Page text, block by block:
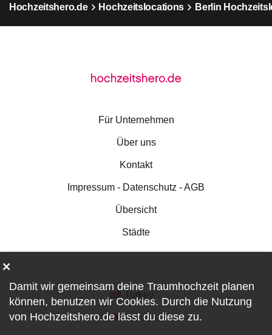
Hochzeitshero.de Hochzeitslocations Berlin
Für Unternehmen
Über uns
Kontakt
Impressum - Datenschutz - AGB
Übersicht
Städte
Canada
Damit wir gemeinsam deine Traumhochzeit planen
können, benutzen wir Cookies. Durch die Nutzung
von Hochzeitshero.de lässt du diese zu.